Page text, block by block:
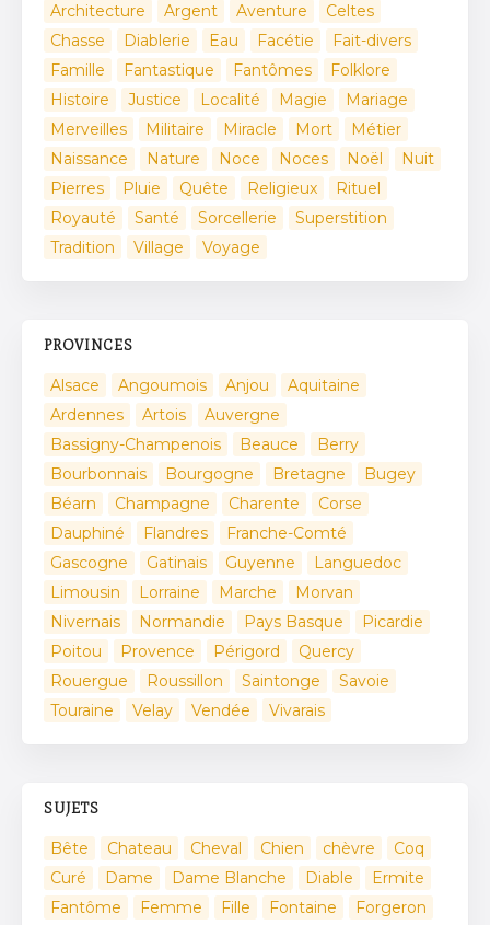
Architecture
Argent Aventure
Celtes
Chasse
Diablerie Eau Facétie
Fait-divers
Famille
Fantastique Fantômes
Folklore
Histoire
Justice Localité Magie
Mariage
Merveilles
Militaire Miracle Mort
Métier
Naissance
Nature Noce Noces Noël
Nuit
Pierres
Pluie Quête Religieux
Rituel
Royauté
Santé Sorcellerie
Superstition
Tradition
Village Voyage
PROVINCES
Alsace Angoumois Anjou
Aquitaine
Ardennes
Artois
Auvergne
Bassigny-Champenois
Beauce
Berry
Bourbonnais
Bourgogne Bretagne
Bugey
Béarn
Champagne Charente
Corse
Dauphiné
Flandres
Franche-Comté
Gascogne
Gatinais Guyenne
Languedoc
Limousin
Lorraine Marche
Morvan
Nivernais
Normandie Pays Basque
Picardie
Poitou
Provence Périgord
Quercy
Rouergue
Roussillon Saintonge
Savoie
Touraine
Velay Vendée Vivarais
SUJETS
Bête Chateau Cheval Chien chèvre
Coq
Curé
Dame Dame Blanche Diable
Ermite
Fantôme
Femme Fille Fontaine
Forgeron